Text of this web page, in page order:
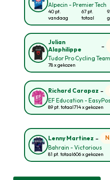
Alpecin - Premier Tech
40 pt.
vandaag
67 pt.
totaal
Julian
Alaphilippe
-
Tudor Pro Cycling Team
78 x gekozen
Richard Carapaz -
EF Education -
89 pt. totaal714 x gekozen
Lenny Martinez -
Bahrain - Victorious
81 pt. totaal606 x gekozen